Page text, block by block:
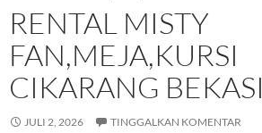
RENTAL MISTY
FAN,MEJA,KURSI
CIKARANG BEKASI
JULI 2, 2026 TINGGALKAN KOMENTAR